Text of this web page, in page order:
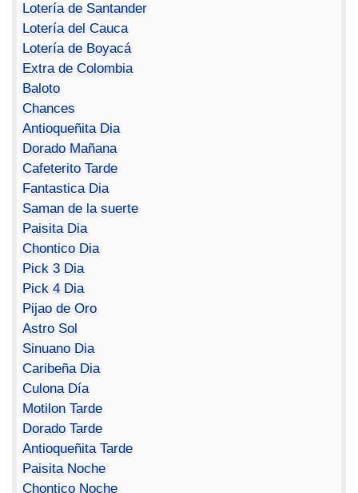
Lotería de Santander
Lotería del Cauca
Lotería de Boyacá
Extra de Colombia
Baloto
Chances
Antioqueñita Dia
Dorado Mañana
Cafeterito Tarde
Fantastica Dia
Saman de la suerte
Paisita Dia
Chontico Dia
Pick 3 Dia
Pick 4 Dia
Pijao de Oro
Astro Sol
Sinuano Dia
Caribeña Dia
Culona Día
Motilon Tarde
Dorado Tarde
Antioqueñita Tarde
Paisita Noche
Chontico Noche